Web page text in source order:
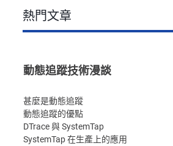
熱門文章
動態追蹤技術漫談
甚麼是動態追蹤
動態追蹤的優點
DTrace 與 SystemTap
SystemTap 在生產上的應用